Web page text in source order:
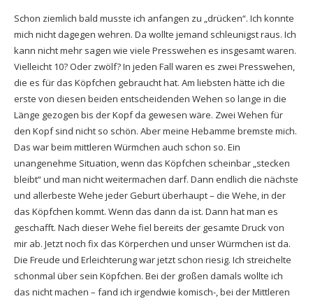
Schon ziemlich bald musste ich anfangen zu „drücken“. Ich konnte
mich nicht dagegen wehren. Da wollte jemand schleunigst raus. Ich
kann nicht mehr sagen wie viele Presswehen es insgesamt waren.
Vielleicht 10? Oder zwölf? In jeden Fall waren es zwei Presswehen,
die es für das Köpfchen gebraucht hat. Am liebsten hätte ich die
erste von diesen beiden entscheidenden Wehen so lange in die
Länge gezogen bis der Kopf da gewesen wäre. Zwei Wehen für
den Kopf sind nicht so schön. Aber meine Hebamme bremste mich.
Das war beim mittleren Würmchen auch schon so. Ein
unangenehme Situation, wenn das Köpfchen scheinbar „stecken
bleibt“ und man nicht weitermachen darf. Dann endlich die nächste
und allerbeste Wehe jeder Geburt überhaupt – die Wehe, in der
das Köpfchen kommt. Wenn das dann da ist. Dann hat man es
geschafft. Nach dieser Wehe fiel bereits der gesamte Druck von
mir ab. Jetzt noch fix das Körperchen und unser Würmchen ist da.
Die Freude und Erleichterung war jetzt schon riesig. Ich streichelte
schonmal über sein Köpfchen. Bei der großen damals wollte ich
das nicht machen – fand ich irgendwie komisch-, bei der Mittleren